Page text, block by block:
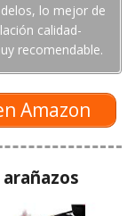
lo mejor de
calidad-
recomendable.
Amazon